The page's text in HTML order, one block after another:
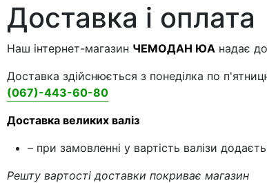
Доставка і оплата
Наш інтернет-магазин ЧЕМОДАН ЮА надає
Доставка здійснюється з понеділка по
(067)-443-60-80
Доставка великих валіз
– при замовленні у вартість валізи
Решту вартості доставки покриває магазин